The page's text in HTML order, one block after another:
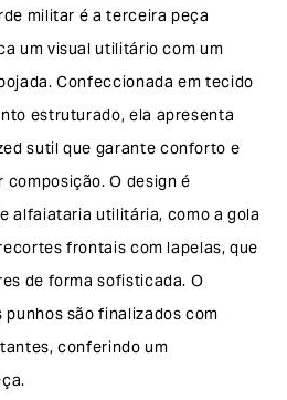
militar é a terceira peça
um visual utilitário com um
Confeccionada em tecido
estruturado, ela apresenta
sutil que garante conforto e
O design é
alfaiataria utilitária, como a gola
frontais com lapelas, que
de forma sofisticada. O
são finalizados com
conferindo um